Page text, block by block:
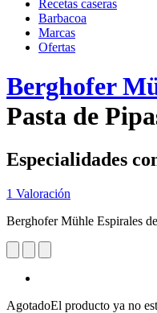
Recetas caseras
Barbacoa
Marcas
Ofertas
Berghofer
Pasta de
Especialidades
1 Valoración
Berghofer Mühle Espirales
AgotadoEl producto ya no